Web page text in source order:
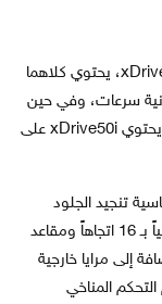
تأتي BMW X7 2019 بطرازين؛ xDrive40i و xDrive50i، يحتوي كلاهما
سرعات، وفي حين
يتميز xDrive40i بمحرك ستة سلندر سعة 3.0 لتر يحتوي xDrive50i على
تنجيد الجلود
ومقاعد رياضية أمامية قابلة للتعديل كهربائياً بـ 16 اتجاهاً ومقاعد
إلى مرايا خارجية
المناخي